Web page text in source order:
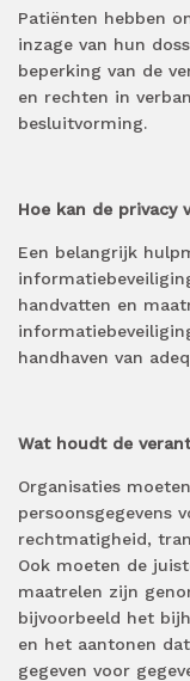
Patiënten hebben
inzage van hun
beperking van de
en rechten in
besluitvorming.
Hoe kan de privacy
Een belangrijk
handvatten en
handhaven van
Wat houdt de
Organisaties
persoonsgegevens
rechtmatigheid,
Ook moeten de
maatrelen zijn
bijvoorbeeld het
en het aantonen
gegeven voor